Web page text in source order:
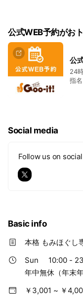
少し贅沢なご褒美を♪ 料金：6,200
公式WEB予約がおト
公
24
指名
Social media
Follow us on
Basic info
本格 もみほぐし
Sun
10:00 -
年中無休（年末
￥3,001 ~ ￥